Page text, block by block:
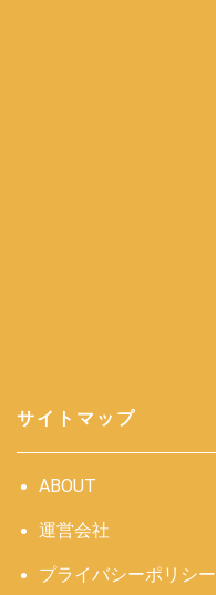
サイトマップ
ABOUT
運営会社
プライバシーポリシー